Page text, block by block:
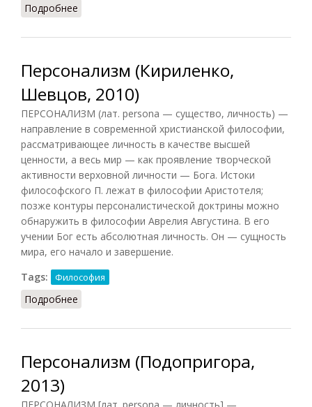
Подробнее
Персонализм (Кириленко,
Шевцов, 2010)
ПЕРСОНАЛИЗМ (лат. persona — существо, личность) —
направление в современной христианской философии,
рассматривающее личность в качестве высшей
ценности, а весь мир — как проявление творческой
активности верховной личности — Бога. Истоки
философского П. лежат в философии Аристотеля;
позже контуры персоналистической доктрины можно
обнаружить в философии Аврелия Августина. В его
учении Бог есть абсолютная личность. Он — сущность
мира, его начало и завершение.
Tags:
Философия
Подробнее
Персонализм (Подопригора,
2013)
ПЕРСОНАЛИЗМ [лат. persona — личность] —